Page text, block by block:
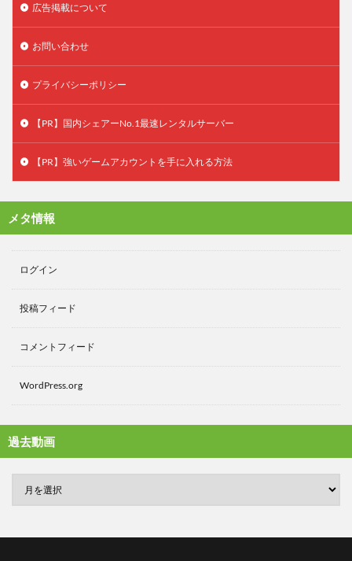
広告掲載について
お問い合わせ
プライバシーポリシー
【PR】国内シェアーNo.1最速レンタルサーバー
【PR】強いゲームアカウントを手に入れる方法
メタ情報
ログイン
投稿フィード
コメントフィード
WordPress.org
過去動画